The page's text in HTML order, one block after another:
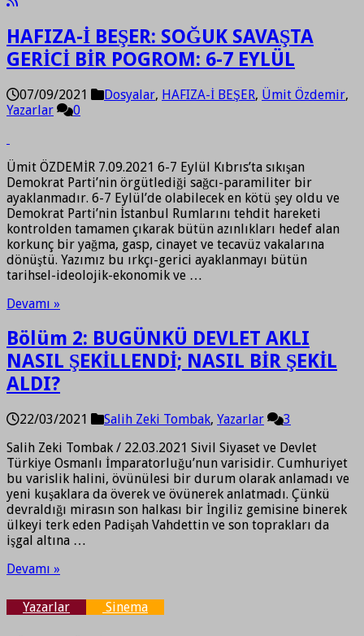
HAFIZA-İ BEŞER: SOĞUK SAVAŞTA
GERİCİ BİR POGROM: 6-7 EYLÜL
07/09/2021 Dosyalar, HAFIZA-İ BEŞER, Ümit Özdemir,
Yazarlar
0
Ümit ÖZDEMİR 7.09.2021 6-7 Eylül Kıbrıs’ta sıkışan
Demokrat Parti’nin örgütlediği sağcı-paramiliter bir
ayaklanmadır. 6-7 Eylül’de olabilecek en kötü şey oldu ve
Demokrat Parti’nin İstanbul Rumlarını tehdit hareketi
kontrolden tamamen çıkarak bütün azınlıkları hedef alan
korkunç bir yağma, gasp, cinayet ve tecavüz vakalarına
dönüştü. Yazımız bu ırkçı-gerici ayaklanmayı bütün
tarihsel-ideolojik-ekonomik ve …
Devamı »
Bölüm 2: BUGÜNKÜ DEVLET AKLI
NASIL ŞEKİLLENDİ; NASIL BİR ŞEKİL
ALDI?
22/03/2021 Salih Zeki Tombak, Yazarlar
3
Salih Zeki Tombak / 22.03.2021 Sivil Siyaset ve Devlet
Türkiye Osmanlı İmparatorluğu’nun varisidir. Cumhuriyet
bu varislik halini, övünülesi bir durum olarak anlamadı ve
yeni kuşaklara da överek ve övünerek anlatmadı. Çünkü
devraldığı mirasın son halkası bir İngiliz gemisine binerek
ülkeyi terk eden Padişah Vahdettin ve son toprakları da
işgal altına …
Devamı »
Yazarlar Sinema